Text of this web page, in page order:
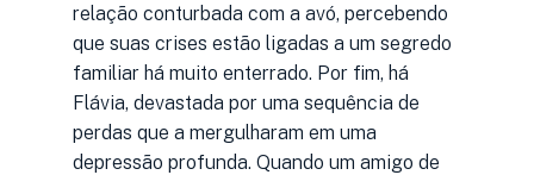
relação conturbada com a avó, percebendo
que suas crises estão ligadas a um segredo
familiar há muito enterrado. Por fim, há
Flávia, devastada por uma sequência de
perdas que a mergulharam em uma
depressão profunda. Quando um amigo de